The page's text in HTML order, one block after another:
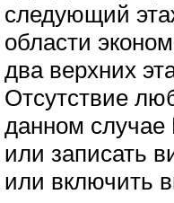
следующий
области
два верхних
Отсутствие
данном случае
или записать
или включить